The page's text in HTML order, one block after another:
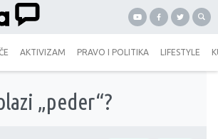
AKTIVIZAM PRAVO I POLITIKA LIFESTYLE
„peder“?